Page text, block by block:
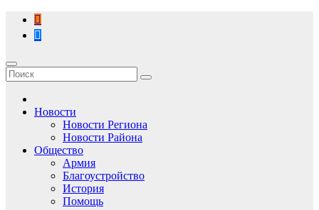
Перейти
содержимому
Новости
Новости Региона
Новости Района
Общество
Армия
Благоустройство
История
Помощь